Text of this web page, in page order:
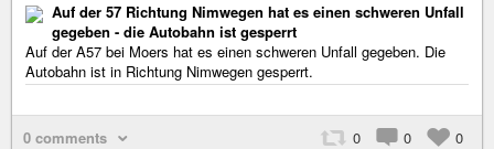
Auf der 57 Richtung Nimwegen hat es einen schweren Unfall
gegeben - die Autobahn ist gesperrt
Auf der A57 bei Moers hat es einen schweren Unfall gegeben. Die
Autobahn ist in Richtung Nimwegen gesperrt.
0 comments 0 0 0